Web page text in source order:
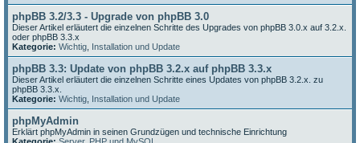
phpBB 3.2/3.3 - Upgrade von phpBB 3.0
Dieser Artikel erläutert die einzelnen Schritte des Upgrades von phpBB 3.0.x auf 3.2.x.
oder phpBB 3.3.x
Kategorie: Wichtig Installation und Update
phpBB 3.3: Update von phpBB 3.2.x auf phpBB 3.3.x
Dieser Artikel erläutert die einzelnen Schritte eines Updates von phpBB 3.2.x. zu
phpBB 3.3.x.
Kategorie: Wichtig Installation und Update
phpMyAdmin
Erklärt phpMyAdmin in seinen Grundzügen und technische Einrichtung